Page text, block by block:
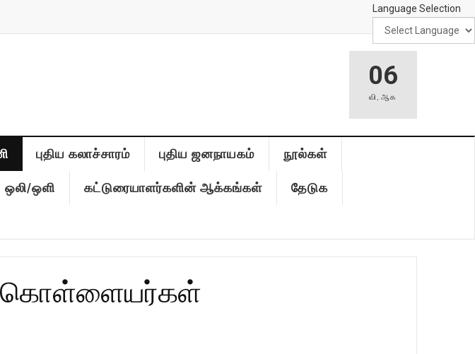
Language Selection
06
வி ,ஆக
புதிய கலாச்சாரம் புதிய ஜனநாயகம் நூல்கள்
ஒலி/ஒளி கட்டுரையாளர்களின் ஆக்கங்கள் தேடுக
கொள்ளையர்கள்